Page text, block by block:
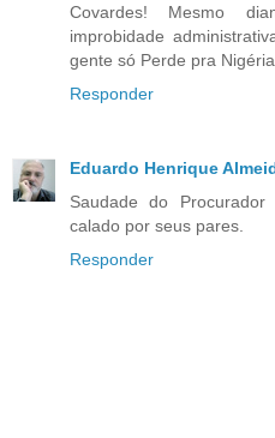
Covardes! Mesmo
improbidade
gente só Perde pra
Responder
Eduardo Henrique
Saudade do
calado por seus pares.
Responder